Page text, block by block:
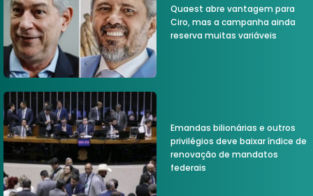
Quaest abre vantagem para
Ciro, mas a campanha ainda
reserva muitas variáveis
Emandas bilionárias e outros
privilégios deve baixar índice de
renovação de mandatos
federais